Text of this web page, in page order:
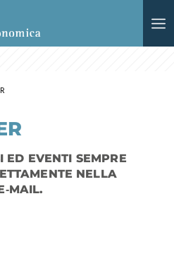
EVENTI SEMPRE
NELLA